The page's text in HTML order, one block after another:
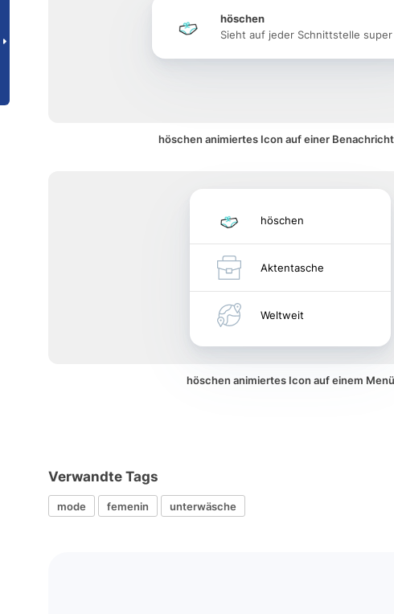
höschen
Sieht auf jeder Schnittstelle super
höschen animiertes Icon auf einer
höschen
Aktentasche
Weltweit
höschen animiertes Icon auf einem Menü
Verwandte Tags
mode femenin unterwäsche